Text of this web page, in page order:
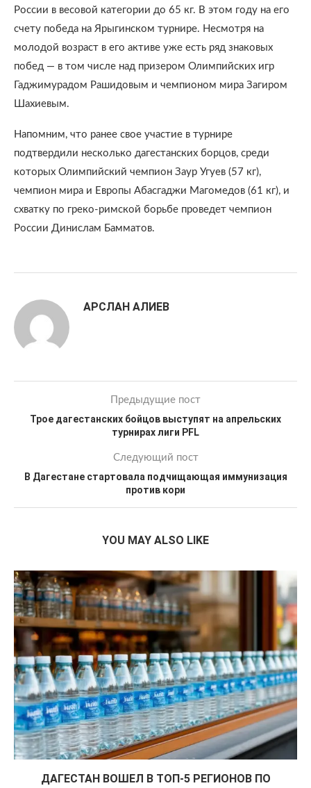
России в весовой категории до 65 кг. В этом году на его
счету победа на Ярыгинском турнире. Несмотря на
молодой возраст в его активе уже есть ряд знаковых
побед — в том числе над призером Олимпийских игр
Гаджимурадом Рашидовым и чемпионом мира Загиром
Шахиевым.
Напомним, что ранее свое участие в турнире
подтвердили несколько дагестанских борцов, среди
которых Олимпийский чемпион Заур Угуев (57 кг),
чемпион мира и Европы Абасгаджи Магомедов (61 кг), и
схватку по греко-римской борьбе проведет чемпион
России Динислам Бамматов.
АРСЛАН АЛИЕВ
Предыдущие пост
Трое дагестанских бойцов выступят на апрельских
турнирах лиги PFL
Следующий пост
В Дагестане стартовала подчищающая иммунизация
против кори
YOU MAY ALSO LIKE
ДАГЕСТАН ВОШЕЛ В ТОП-5 РЕГИОНОВ ПО